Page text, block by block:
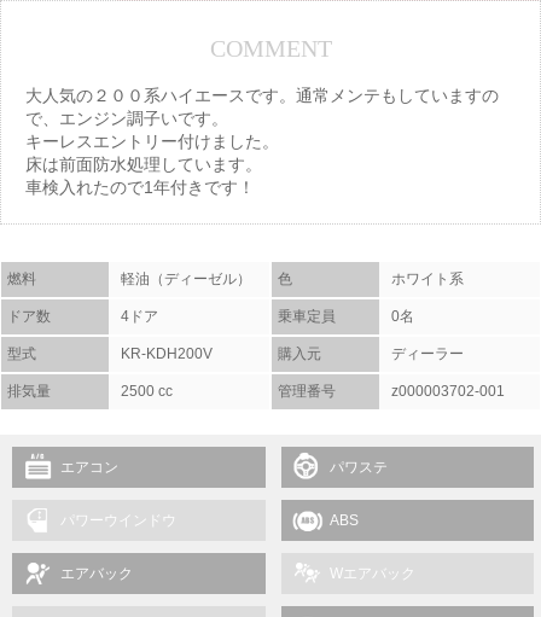
COMMENT
大人気の２００系ハイエースです。通常メンテもしていますの
で、エンジン調子いです。
キーレスエントリー付けました。
床は前面防水処理しています。
車検入れたので1年付きです！
燃料 軽油（ディーゼル） 色 ホワイト系
ドア数 4ドア 乗車定員 0名
型式 KR-KDH200V 購入元 ディーラー
排気量 2500 cc 管理番号 z000003702-001
エアコン パワステ
パワーウインドウ ABS
エアバック Wエアバック